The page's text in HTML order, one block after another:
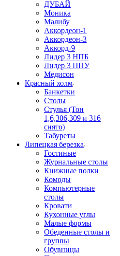
ДУБАЙ
Моника
Малибу
Аккордеон-1
Аккордеон-3
Аккорд-9
Лидер 3 НПБ
Лидер 3 ППУ
Медисон
Красный холм
Банкетки
Столы
Стулья (Тон
1,6,306,309 и 316
снято)
Табуреты
Липецкая березка
Гостиные
Журнальные столы
Книжные полки
Комоды
Компьютерные
столы
Кровати
Кухонные углы
Малые формы
Обеденные столы и
группы
Обувницы